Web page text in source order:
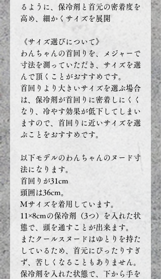
るように、保冷剤と首元の密着度を
高め、細かくサイズを展開
《サイズ選びについて》
わんちゃんの首回りを、メジャーで
寸法を測っていただき、サイズを選
んで頂くことがおすすめです。
首回りより大きいサイズを選ぶ場合
は、保冷剤が首回りに密着しにくく
なり、冷やす効果が低下してしまい
ますので、首回りに近いサイズを選
ぶことをおすすめです。
以下モデルのわんちゃんのヌード寸
法になります。
首回りが31cm
頭囲は36cm。
Mサイズを着用しています。
11×8cmの保冷剤（3つ）を入れた状
態で、頭を通すことが出来ます。
またクールスヌードはゆとりを持た
しているため、首元にぴったりすぎ
ず、苦しくなることもありません。
保冷剤を入れた状態で、下から手を